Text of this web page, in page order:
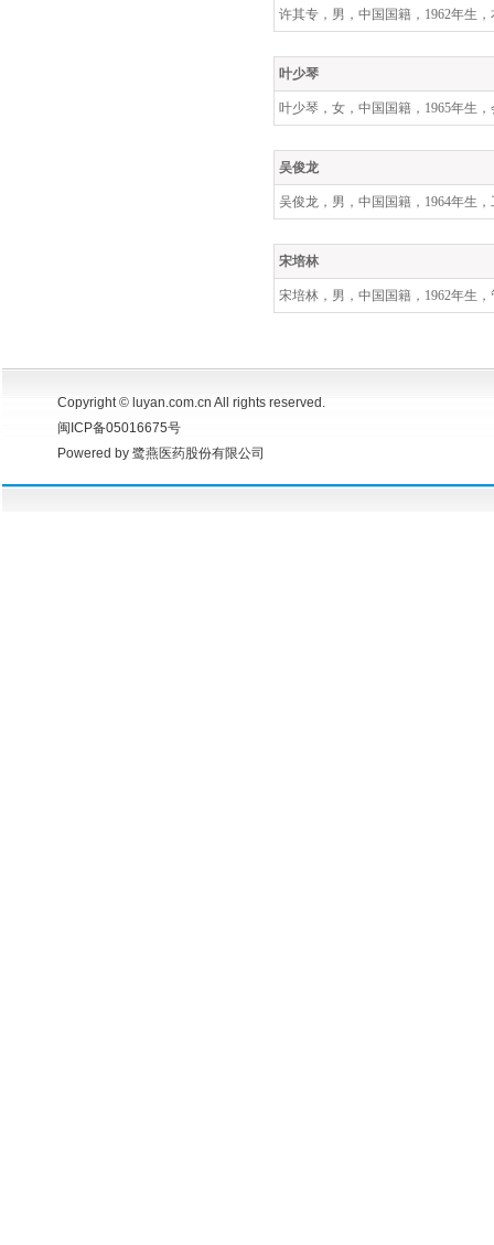
许其专，男，中国国籍， 1962年生，
叶少琴
叶少琴，女，中国国籍， 1965年生，
吴俊龙
吴俊龙，男，中国国籍， 1964年生，
宋培林
宋培林，男，中国国籍， 1962年生，
Copyright © luyan.com.cn All rights reserved.
闽ICP备05016675号
Powered by 鹭燕医药股份有限公司